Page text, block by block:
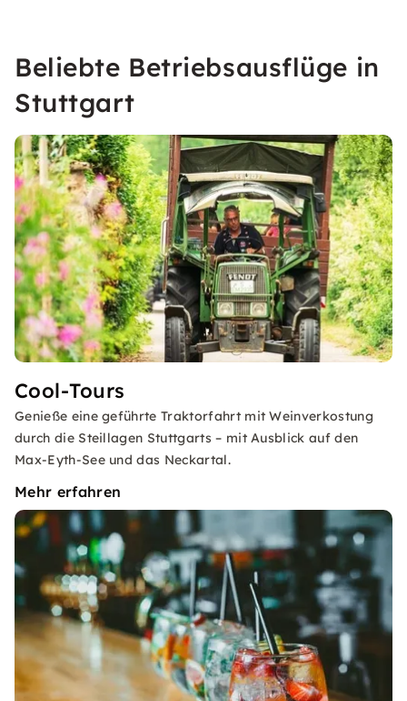
Beliebte Betriebsausflüge in
Stuttgart
Cool-Tours
Genieße eine geführte Traktorfahrt mit Weinverkostung
durch die Steillagen Stuttgarts – mit Ausblick auf den
Max-Eyth-See und das Neckartal.
Mehr erfahren